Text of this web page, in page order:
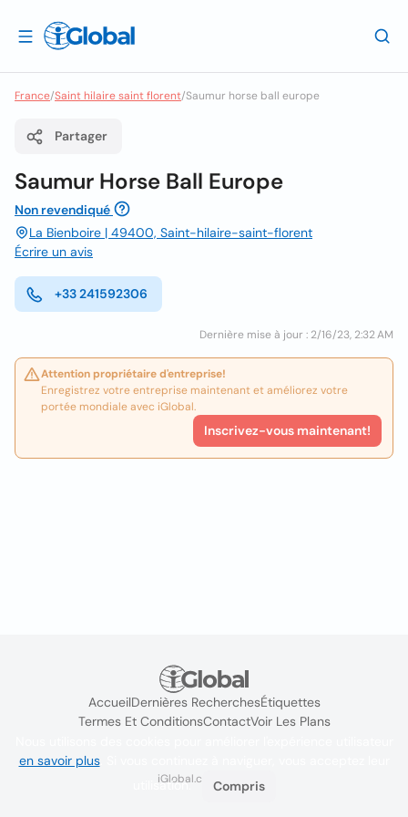
France/Saint hilaire saint florent/Saumur horse ball europe
Partager
Saumur Horse Ball Europe
Non revendiqué
La Bienboire | 49400, Saint-hilaire-saint-florent
Écrire un avis
+33 241592306
Dernière mise à jour : 2/16/23, 2:32 AM
Attention propriétaire d'entreprise!
Enregistrez votre entreprise maintenant et améliorez votre
portée mondiale avec iGlobal.
Inscrivez-vous maintenant!
AccueilDernières RecherchesÉtiquettes
Termes Et ConditionsContactVoir Les Plans
iGlobal.co @ 2024
en savoir plus. Si vous continuez à naviguer, vous acceptez leur
utilisation.
Compris